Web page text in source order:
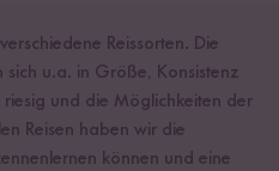
Reissorten. Die
sich u.a. in Größe, Konsistenz
und die Möglichkeiten der
Reisen haben wir die
können und eine